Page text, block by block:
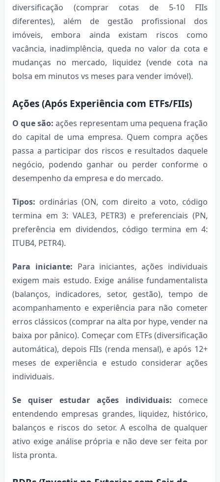
diversificação (comprar cotas de 5-10 FIIs
diferentes), além de gestão profissional dos
imóveis, embora ainda existam riscos como
vacância, inadimplência, queda no valor da cota e
mudanças no mercado, liquidez (vende cota na
bolsa em minutos vs meses para vender imóvel).
Ações (Após Experiência com ETFs/FIIs)
O que são: ações representam uma pequena fração
do capital de uma empresa. Quem compra ações
passa a participar dos riscos e resultados daquele
negócio, podendo ganhar ou perder conforme o
desempenho da empresa e do mercado.
Tipos: ordinárias (ON, com direito a voto, código
termina em 3: VALE3, PETR3) e preferenciais (PN,
preferência em dividendos, código termina em 4:
ITUB4, PETR4).
Para iniciante: Para iniciantes, ações individuais
exigem mais estudo. Exige análise fundamentalista
(balanços, indicadores, setor, gestão), tempo de
acompanhamento e experiência para não cometer
erros clássicos (comprar na alta por hype, vender na
baixa por pânico). Começar com ETFs (diversificação
automática), depois FIIs (renda mensal), e após 12+
meses de experiência e estudo considerar ações
individuais.
Se quiser estudar ações individuais: comece
entendendo empresas grandes, liquidez, histórico,
balanços e riscos do setor. A escolha de qualquer
ativo exige análise própria e não deve ser feita por
lista pronta.